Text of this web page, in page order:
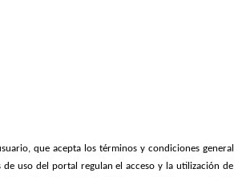
que acepta los términos y condiciones
uso del portal regulan el acceso y la utilización